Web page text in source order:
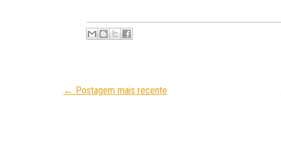
← Postagem mais recente